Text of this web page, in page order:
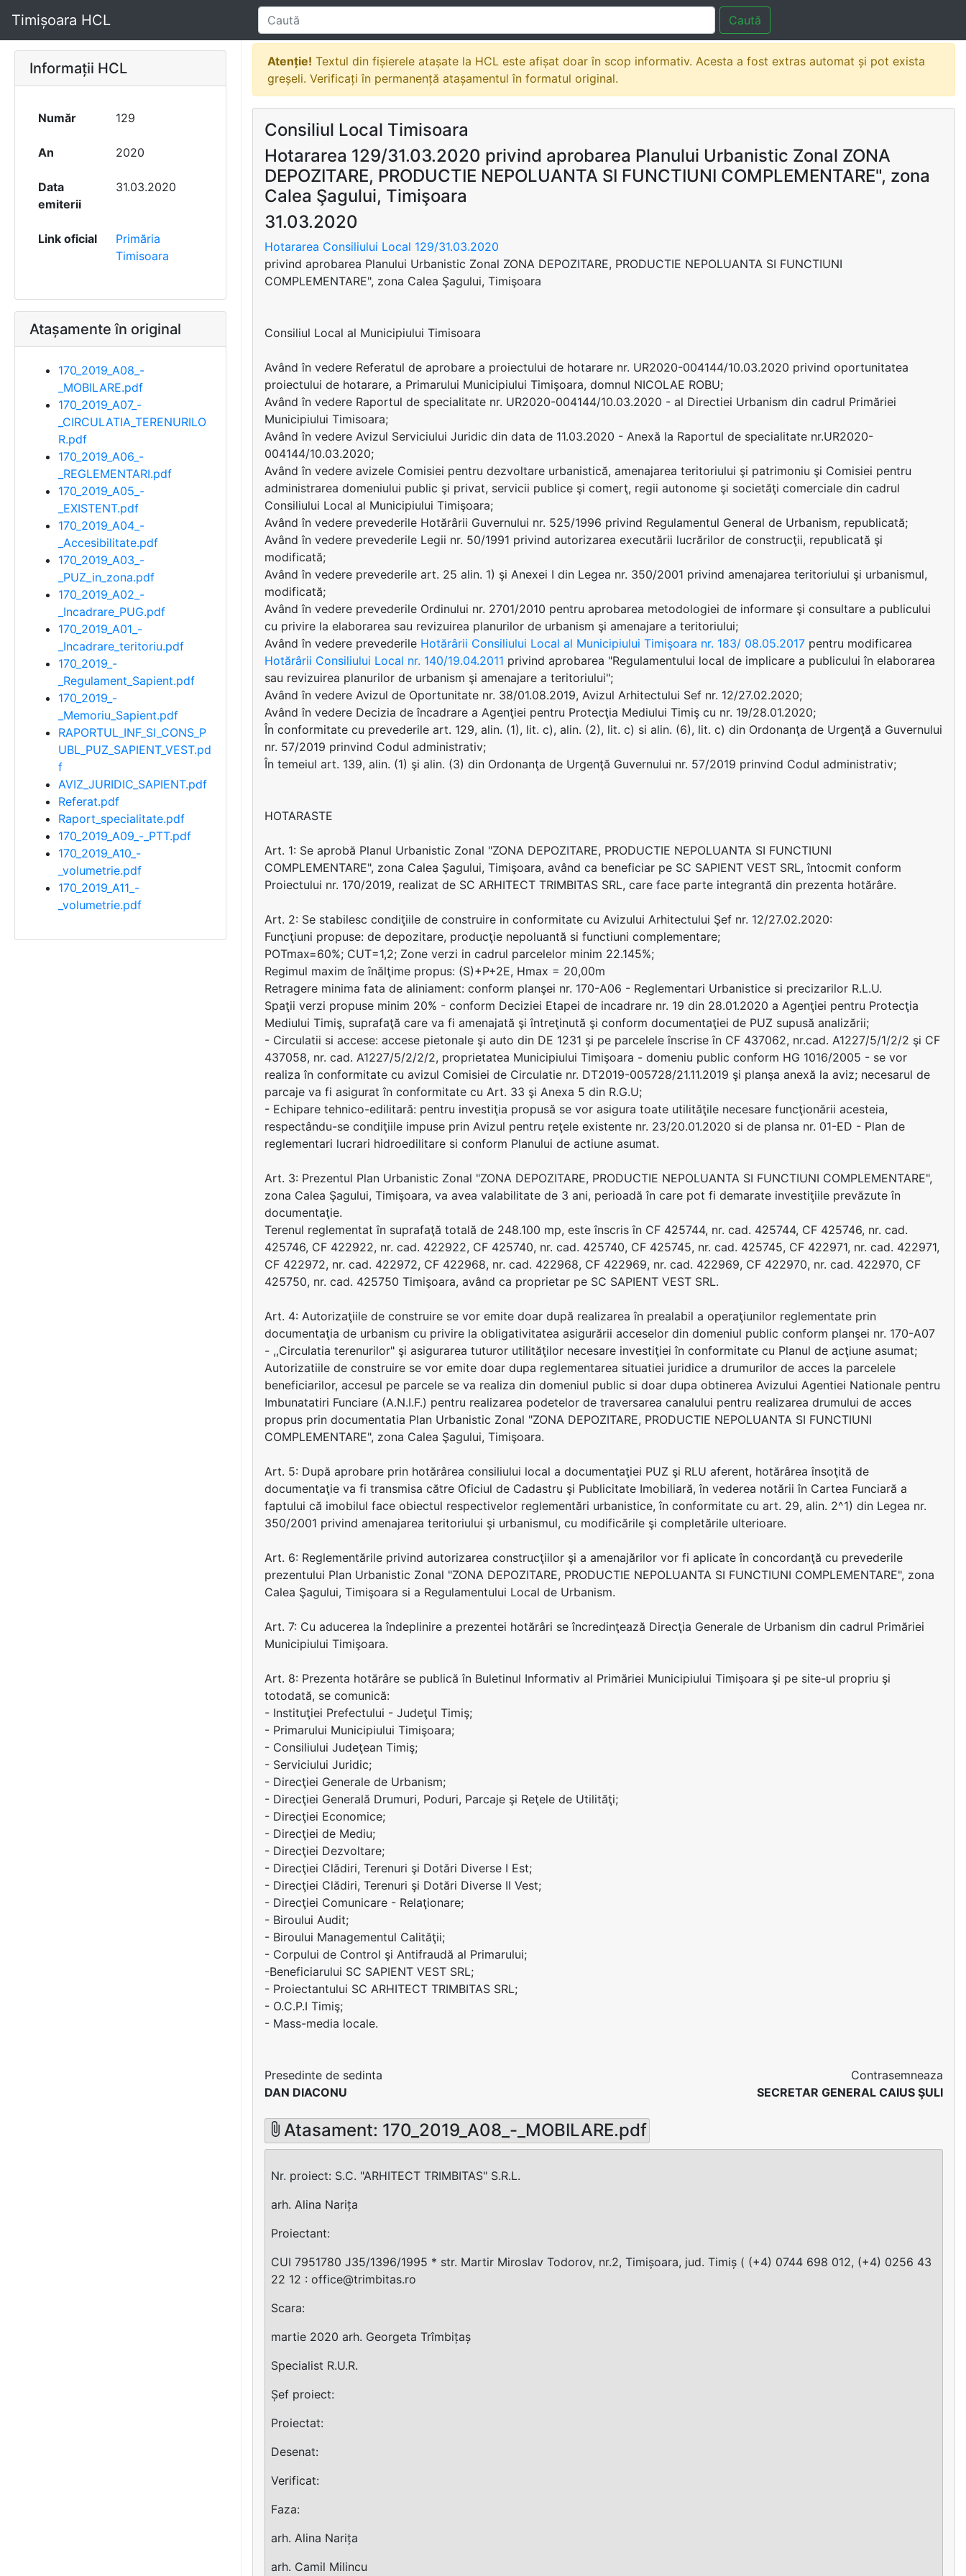
Timișoara HCL Caută
Informații HCL
Număr 129
An 2020
Data
emiterii
31.03.2020
Link oficial
Primăria
Timisoara
Atașamente în original
170_2019_A08_-
_MOBILARE.pdf
170_2019_A07_-
_CIRCULATIA_TERENURILO
R.pdf
170_2019_A06_-
_REGLEMENTARI.pdf
170_2019_A05_-
_EXISTENT.pdf
170_2019_A04_-
_Accesibilitate.pdf
170_2019_A03_-
_PUZ_in_zona.pdf
170_2019_A02_-
_Incadrare_PUG.pdf
170_2019_A01_-
_Incadrare_teritoriu.pdf
170_2019_-
_Regulament_Sapient.pdf
170_2019_-
_Memoriu_Sapient.pdf
RAPORTUL_INF_SI_CONS_P
UBL_PUZ_SAPIENT_VEST.pd
f
AVIZ_JURIDIC_SAPIENT.pdf
Referat.pdf
Raport_specialitate.pdf
170_2019_A09_-_PTT.pdf
170_2019_A10_-
_volumetrie.pdf
170_2019_A11_-
_volumetrie.pdf
Atenție! Textul din fișierele atașate la HCL este afișat doar în scop informativ. Acesta a fost extras automat și pot exista
greșeli. Verificați în permanență atașamentul în formatul original.
Consiliul Local Timisoara
Hotararea 129/31.03.2020 privind aprobarea Planului Urbanistic Zonal ZONA
DEPOZITARE, PRODUCTIE NEPOLUANTA SI FUNCTIUNI COMPLEMENTARE", zona
Calea Şagului, Timişoara
31.03.2020
Hotararea Consiliului Local 129/31.03.2020
privind aprobarea Planului Urbanistic Zonal ZONA DEPOZITARE, PRODUCTIE NEPOLUANTA SI FUNCTIUNI
COMPLEMENTARE", zona Calea Şagului, Timişoara
Consiliul Local al Municipiului Timisoara
Având în vedere Referatul de aprobare a proiectului de hotarare nr. UR2020-004144/10.03.2020 privind oportunitatea
proiectului de hotarare, a Primarului Municipiului Timişoara, domnul NICOLAE ROBU;
Având în vedere Raportul de specialitate nr. UR2020-004144/10.03.2020 - al Directiei Urbanism din cadrul Primăriei
Municipiului Timisoara;
Având în vedere Avizul Serviciului Juridic din data de 11.03.2020 - Anexă la Raportul de specialitate nr.UR2020-
004144/10.03.2020;
Având în vedere avizele Comisiei pentru dezvoltare urbanistică, amenajarea teritoriului şi patrimoniu şi Comisiei pentru
administrarea domeniului public şi privat, servicii publice şi comerţ, regii autonome şi societăţi comerciale din cadrul
Consiliului Local al Municipiului Timişoara;
Având în vedere prevederile Hotărârii Guvernului nr. 525/1996 privind Regulamentul General de Urbanism, republicată;
Având în vedere prevederile Legii nr. 50/1991 privind autorizarea executării lucrărilor de construcţii, republicată şi
modificată;
Având în vedere prevederile art. 25 alin. 1) şi Anexei I din Legea nr. 350/2001 privind amenajarea teritoriului şi urbanismul,
modificată;
Având în vedere prevederile Ordinului nr. 2701/2010 pentru aprobarea metodologiei de informare şi consultare a publicului
cu privire la elaborarea sau revizuirea planurilor de urbanism şi amenajare a teritoriului;
Având în vedere prevederile Hotărârii Consiliului Local al Municipiului Timişoara nr. 183/ 08.05.2017 pentru modificarea
Hotărârii Consiliului Local nr. 140/19.04.2011 privind aprobarea "Regulamentului local de implicare a publicului în elaborarea
sau revizuirea planurilor de urbanism şi amenajare a teritoriului";
Având în vedere Avizul de Oportunitate nr. 38/01.08.2019, Avizul Arhitectului Sef nr. 12/27.02.2020;
Având în vedere Decizia de încadrare a Agenţiei pentru Protecţia Mediului Timiş cu nr. 19/28.01.2020;
În conformitate cu prevederile art. 129, alin. (1), lit. c), alin. (2), lit. c) si alin. (6), lit. c) din Ordonanţa de Urgenţă a Guvernului
nr. 57/2019 prinvind Codul administrativ;
În temeiul art. 139, alin. (1) şi alin. (3) din Ordonanţa de Urgenţă Guvernului nr. 57/2019 prinvind Codul administrativ;
HOTARASTE
Art. 1: Se aprobă Planul Urbanistic Zonal "ZONA DEPOZITARE, PRODUCTIE NEPOLUANTA SI FUNCTIUNI
COMPLEMENTARE", zona Calea Şagului, Timişoara, având ca beneficiar pe SC SAPIENT VEST SRL, întocmit conform
Proiectului nr. 170/2019, realizat de SC ARHITECT TRIMBITAS SRL, care face parte integrantă din prezenta hotărâre.
Art. 2: Se stabilesc condiţiile de construire in conformitate cu Avizului Arhitectului Şef nr. 12/27.02.2020:
Funcţiuni propuse: de depozitare, producţie nepoluantă si functiuni complementare;
POTmax=60%; CUT=1,2; Zone verzi in cadrul parcelelor minim 22.145%;
Regimul maxim de înălţime propus: (S)+P+2E, Hmax = 20,00m
Retragere minima fata de aliniament: conform planşei nr. 170-A06 - Reglementari Urbanistice si precizarilor R.L.U.
Spaţii verzi propuse minim 20% - conform Deciziei Etapei de incadrare nr. 19 din 28.01.2020 a Agenţiei pentru Protecţia
Mediului Timiş, suprafaţă care va fi amenajată şi întreţinută şi conform documentaţiei de PUZ supusă analizării;
- Circulatii si accese: accese pietonale şi auto din DE 1231 şi pe parcelele înscrise în CF 437062, nr.cad. A1227/5/1/2/2 şi CF
437058, nr. cad. A1227/5/2/2/2, proprietatea Municipiului Timişoara - domeniu public conform HG 1016/2005 - se vor
realiza în conformitate cu avizul Comisiei de Circulatie nr. DT2019-005728/21.11.2019 şi planşa anexă la aviz; necesarul de
parcaje va fi asigurat în conformitate cu Art. 33 şi Anexa 5 din R.G.U;
- Echipare tehnico-edilitară: pentru investiţia propusă se vor asigura toate utilităţile necesare funcţionării acesteia,
respectându-se condiţiile impuse prin Avizul pentru reţele existente nr. 23/20.01.2020 si de plansa nr. 01-ED - Plan de
reglementari lucrari hidroedilitare si conform Planului de actiune asumat.
Art. 3: Prezentul Plan Urbanistic Zonal "ZONA DEPOZITARE, PRODUCTIE NEPOLUANTA SI FUNCTIUNI COMPLEMENTARE",
zona Calea Şagului, Timişoara, va avea valabilitate de 3 ani, perioadă în care pot fi demarate investiţiile prevăzute în
documentaţie.
Terenul reglementat în suprafaţă totală de 248.100 mp, este înscris în CF 425744, nr. cad. 425744, CF 425746, nr. cad.
425746, CF 422922, nr. cad. 422922, CF 425740, nr. cad. 425740, CF 425745, nr. cad. 425745, CF 422971, nr. cad. 422971,
CF 422972, nr. cad. 422972, CF 422968, nr. cad. 422968, CF 422969, nr. cad. 422969, CF 422970, nr. cad. 422970, CF
425750, nr. cad. 425750 Timişoara, având ca proprietar pe SC SAPIENT VEST SRL.
Art. 4: Autorizaţiile de construire se vor emite doar după realizarea în prealabil a operaţiunilor reglementate prin
documentaţia de urbanism cu privire la obligativitatea asigurării acceselor din domeniul public conform planşei nr. 170-A07
- ,,Circulatia terenurilor" şi asigurarea tuturor utilităţilor necesare investiţiei în conformitate cu Planul de acţiune asumat;
Autorizatiile de construire se vor emite doar dupa reglementarea situatiei juridice a drumurilor de acces la parcelele
beneficiarilor, accesul pe parcele se va realiza din domeniul public si doar dupa obtinerea Avizului Agentiei Nationale pentru
Imbunatatiri Funciare (A.N.I.F.) pentru realizarea podetelor de traversarea canalului pentru realizarea drumului de acces
propus prin documentatia Plan Urbanistic Zonal "ZONA DEPOZITARE, PRODUCTIE NEPOLUANTA SI FUNCTIUNI
COMPLEMENTARE", zona Calea Şagului, Timişoara.
Art. 5: După aprobare prin hotărârea consiliului local a documentaţiei PUZ şi RLU aferent, hotărârea însoţită de
documentaţie va fi transmisa către Oficiul de Cadastru şi Publicitate Imobiliară, în vederea notării în Cartea Funciară a
faptului că imobilul face obiectul respectivelor reglementări urbanistice, în conformitate cu art. 29, alin. 2^1) din Legea nr.
350/2001 privind amenajarea teritoriului şi urbanismul, cu modificările şi completările ulterioare.
Art. 6: Reglementările privind autorizarea construcţiilor şi a amenajărilor vor fi aplicate în concordanţă cu prevederile
prezentului Plan Urbanistic Zonal "ZONA DEPOZITARE, PRODUCTIE NEPOLUANTA SI FUNCTIUNI COMPLEMENTARE", zona
Calea Şagului, Timişoara si a Regulamentului Local de Urbanism.
Art. 7: Cu aducerea la îndeplinire a prezentei hotărâri se încredinţează Direcţia Generale de Urbanism din cadrul Primăriei
Municipiului Timişoara.
Art. 8: Prezenta hotărâre se publică în Buletinul Informativ al Primăriei Municipiului Timişoara şi pe site-ul propriu şi
totodată, se comunică:
- Instituţiei Prefectului - Judeţul Timiş;
- Primarului Municipiului Timişoara;
- Consiliului Judeţean Timiş;
- Serviciului Juridic;
- Direcţiei Generale de Urbanism;
- Direcţiei Generală Drumuri, Poduri, Parcaje şi Reţele de Utilităţi;
- Direcţiei Economice;
- Direcţiei de Mediu;
- Direcţiei Dezvoltare;
- Direcţiei Clădiri, Terenuri şi Dotări Diverse I Est;
- Direcţiei Clădiri, Terenuri şi Dotări Diverse II Vest;
- Direcţiei Comunicare - Relaţionare;
- Biroului Audit;
- Biroului Managementul Calităţii;
- Corpului de Control şi Antifraudă al Primarului;
-Beneficiarului SC SAPIENT VEST SRL;
- Proiectantului SC ARHITECT TRIMBITAS SRL;
- O.C.P.I Timiş;
- Mass-media locale.
Presedinte de sedinta
DAN DIACONU
Contrasemneaza
SECRETAR GENERAL CAIUS ŞULI
Atasament: 170_2019_A08_-_MOBILARE.pdf
Nr. proiect: S.C. "ARHITECT TRIMBITAS" S.R.L.
arh. Alina Narița
Proiectant:
CUI 7951780 J35/1396/1995 * str. Martir Miroslav Todorov, nr.2, Timișoara, jud. Timiș ( (+4) 0744 698 012, (+4) 0256 43
22 12 : office@trimbitas.ro
Scara:
martie 2020 arh. Georgeta Trîmbițaș
Specialist R.U.R.
Șef proiect:
Proiectat:
Desenat:
Verificat:
Faza:
arh. Alina Narița
arh. Camil Milincu